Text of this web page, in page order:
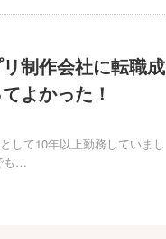
制作会社に転職成
よかった！
して10年以上勤務していまし
も…